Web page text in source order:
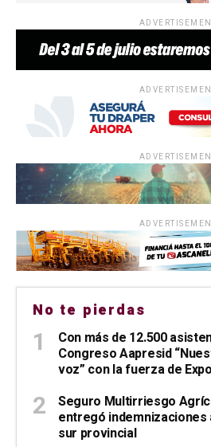
No te pierdas
Con más de 12.500
Congreso Aapresid
voz” con la fuerza de
Seguro Multirriesgo
entregó
sur provincial